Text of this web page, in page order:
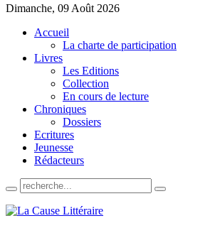
Dimanche, 09 Août 2026
Accueil
La charte de participation
Livres
Les Editions
Collection
En cours de lecture
Chroniques
Dossiers
Ecritures
Jeunesse
Rédacteurs